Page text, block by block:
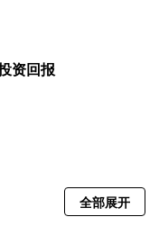
资回报
全部展开